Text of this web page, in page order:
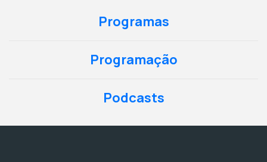
Programas
Programação
Podcasts